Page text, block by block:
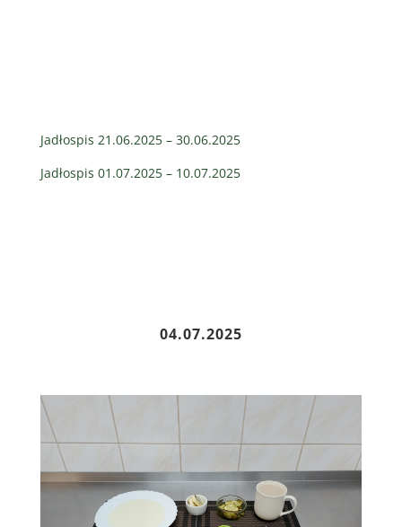
Jadłospis 21.06.2025 – 30.06.2025
Jadłospis 01.07.2025 – 10.07.2025
04.07.2025